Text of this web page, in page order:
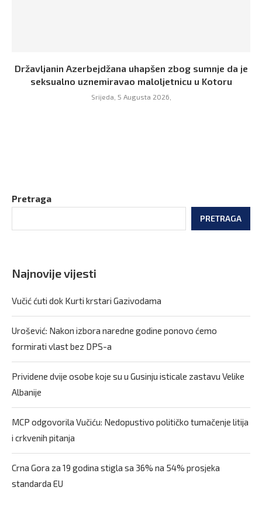
Državljanin Azerbejdžana uhapšen zbog sumnje da je
seksualno uznemiravao maloljetnicu u Kotoru
Srijeda, 5 Augusta 2026,
Pretraga
PRETRAGA
Najnovije vijesti
Vučić ćuti dok Kurti krstari Gazivodama
Urošević: Nakon izbora naredne godine ponovo ćemo
formirati vlast bez DPS-a
Prividene dvije osobe koje su u Gusinju isticale zastavu Velike
Albanije
MCP odgovorila Vučiću: Nedopustivo političko tumačenje litija
i crkvenih pitanja
Crna Gora za 19 godina stigla sa 36% na 54% prosjeka
standarda EU